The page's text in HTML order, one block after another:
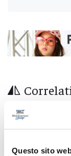
Questo sito